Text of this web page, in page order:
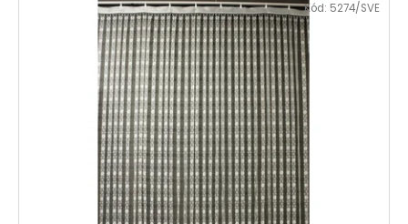
Kód: 5274/SVE